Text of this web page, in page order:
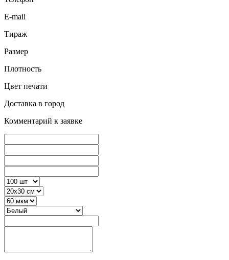
E-mail
Тираж
Размер
Плотность
Цвет печати
Доставка в город
Комментарий к заявке